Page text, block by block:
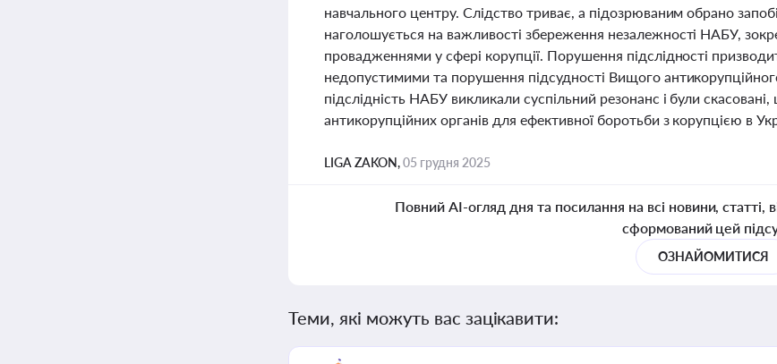
навчального центру. Слідство триває, а підозрюваним обрано
наголошується на важливості збереження незалежності НАБУ,
провадженнями у сфері корупції. Порушення підслідності
недопустимими та порушення підсудності Вищого
підслідність НАБУ викликали суспільний резонанс і були
антикорупційних органів для ефективної боротьби з корупцією в
LIGA ZAKON,05 грудня 2025
Повний AI-огляд дня та посилання на всі новини, статті,
сформований цей
ОЗНАЙОМИТИСЯ
Теми, які можуть вас зацікавити: